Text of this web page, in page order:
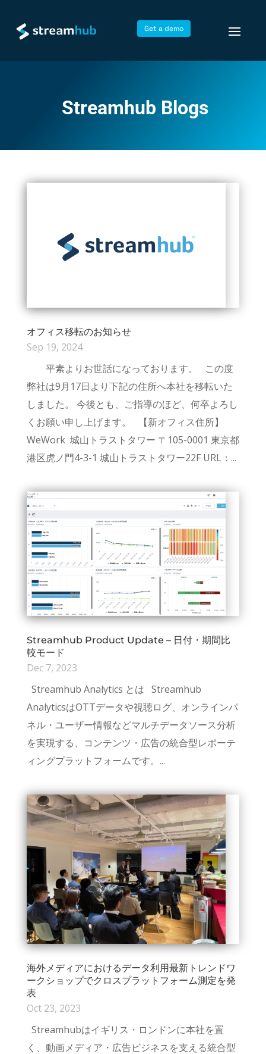
Get a demo
Streamhub Blogs
オフィス移転のお知らせ
Sep 19, 2024
平素よりお世話になっております。 この度
弊社は9月17日より下記の住所へ本社を移転いた
しました。 今後とも、ご指導のほど、何卒よろし
くお願い申し上げます。 【新オフィス住所】
WeWork 城山トラストタワー 〒105-0001 東京都
港区虎ノ門4-3-1 城山トラストタワー22F URL：...
Streamhub Product Update – 日付・期間比
較モード
Dec 7, 2023
Streamhub Analytics とは Streamhub
AnalyticsはOTTデータや視聴ログ、オンラインパ
ネル・ユーザー情報などマルチデータソース分析
を実現する、コンテンツ・広告の統合型レポーテ
ィングプラットフォームです。...
海外メディアにおけるデータ利用最新トレンドワ
ークショップでクロスプラットフォーム測定を発
表
Oct 23, 2023
Streamhubはイギリス・ロンドンに本社を置
く、動画メディア・広告ビジネスを支える統合型